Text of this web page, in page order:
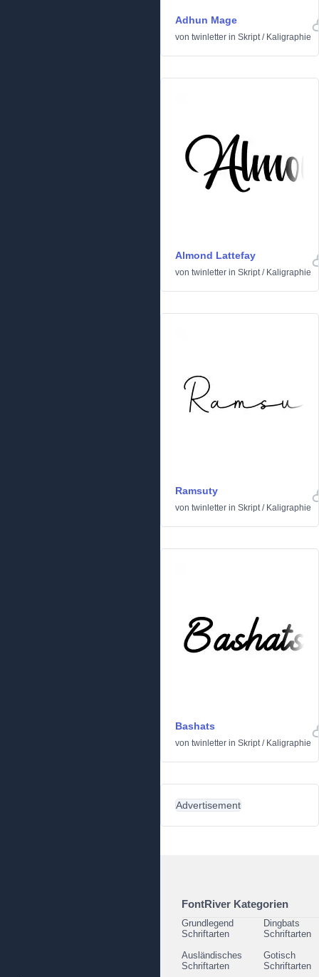
Adhun Mage
von twinletter in Skript/ Kaligraphie
Almond Lattefay
von twinletter in Skript/ Kaligraphie
Ramsuty
von twinletter in Skript/ Kaligraphie
Bashats
von twinletter in Skript/ Kaligraphie
Advertisement
FontRiver Kategorien
Grundlegend
Schriftarten
Dingbats
Schriftarten
Ausländisches
Schriftarten
Gotisch
Schriftarten